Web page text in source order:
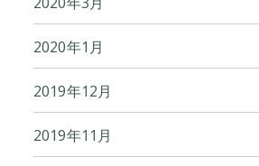
2020年1月
2019年12月
2019年11月